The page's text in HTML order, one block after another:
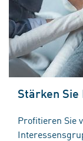
Stärken
Profitieren Sie